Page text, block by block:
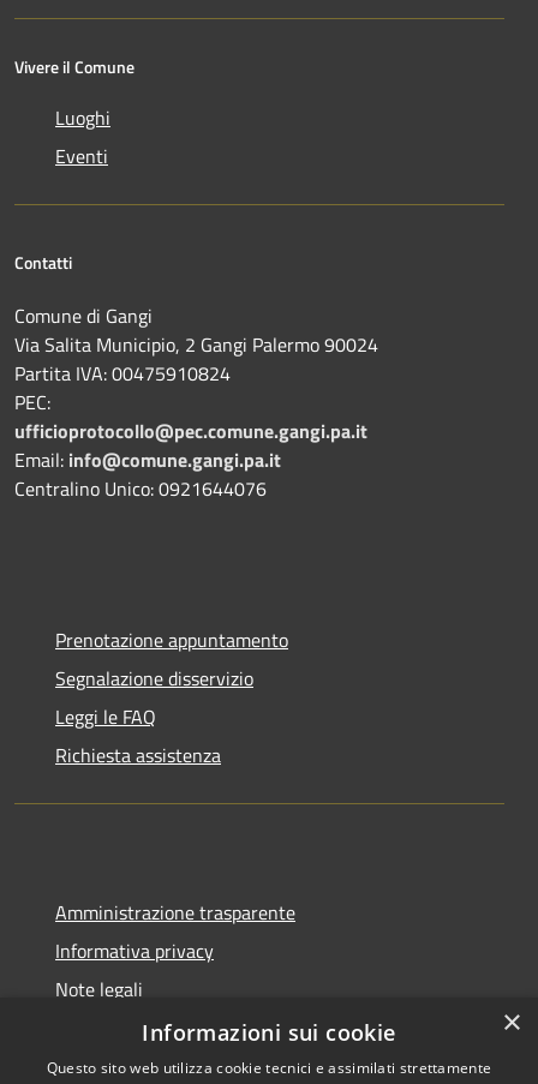
Vivere il Comune
Luoghi
Eventi
Contatti
Comune di Gangi
Via Salita Municipio, 2 Gangi Palermo 90024
Partita IVA: 00475910824
PEC:
ufficioprotocollo@pec.comune.gangi.pa.it
Email: info@comune.gangi.pa.it
Centralino Unico: 0921644076
Prenotazione appuntamento
Segnalazione disservizio
Leggi le FAQ
Richiesta assistenza
Amministrazione trasparente
Informativa privacy
Note legali
Dichiarazione di accessibilità
×
Informazioni sui cookie
Questo sito web utilizza cookie tecnici e assimilati strettamente